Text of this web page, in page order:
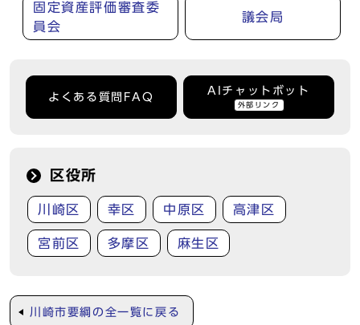
固定資産評価審査委
員会
議会局
よくある質問FAQ
AIチャットボット
外部リンク
区役所
川崎区 幸区 中原区 高津区
宮前区 多摩区 麻生区
川崎市要綱の全一覧に戻る